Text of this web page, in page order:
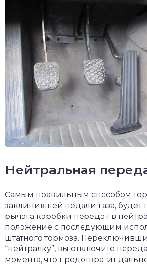
Нейтральная
Самым правильным способом
заклинившей педали газа, будет
рычага коробки передач в
положение с последующим
штатного тормоза.
“нейтралку”, вы отключите
момента, что предотвратит